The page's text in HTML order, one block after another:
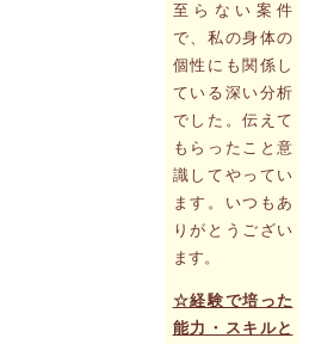
至らない案件
で、私の身体の
個性にも関係し
ている深い分析
でした。伝えて
もらったこと意
識してやってい
ます。いつもあ
りがとうござい
ます。
☆経験で培った
能力・スキルと